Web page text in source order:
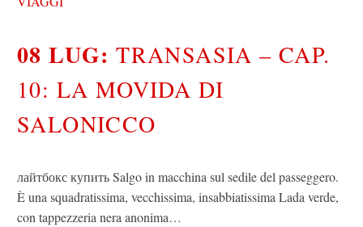
08 LUG:TRANSASIA – CAP.
10: LA MOVIDA DI
SALONICCO
лайтбокс купить Salgo in macchina sul sedile del passeggero.
È una squadratissima, vecchissima, insabbiatissima Lada verde,
con tappezzeria nera anonima…